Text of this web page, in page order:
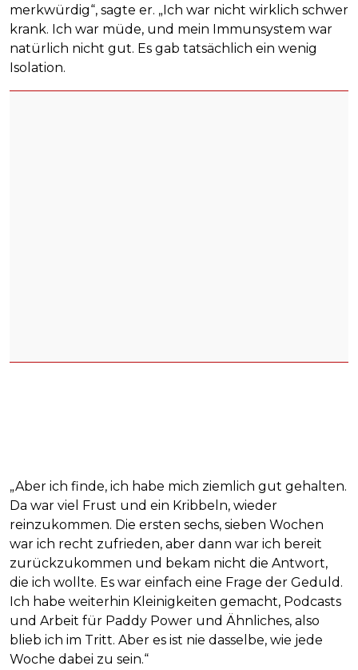
merkwürdig“, sagte er. „Ich war nicht wirklich schwer
krank. Ich war müde, und mein Immunsystem war
natürlich nicht gut. Es gab tatsächlich ein wenig
Isolation.
„Aber ich finde, ich habe mich ziemlich gut gehalten.
Da war viel Frust und ein Kribbeln, wieder
reinzukommen. Die ersten sechs, sieben Wochen
war ich recht zufrieden, aber dann war ich bereit
zurückzukommen und bekam nicht die Antwort,
die ich wollte. Es war einfach eine Frage der Geduld.
Ich habe weiterhin Kleinigkeiten gemacht, Podcasts
und Arbeit für Paddy Power und Ähnliches, also
blieb ich im Tritt. Aber es ist nie dasselbe, wie jede
Woche dabei zu sein.“